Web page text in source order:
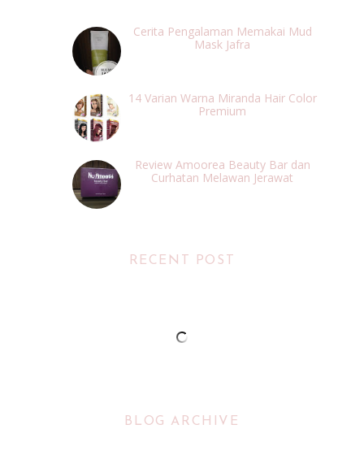
Cerita Pengalaman Memakai Mud
Mask Jafra
14 Varian Warna Miranda Hair Color
Premium
Review Amoorea Beauty Bar dan
Curhatan Melawan Jerawat
RECENT POST
BLOG ARCHIVE